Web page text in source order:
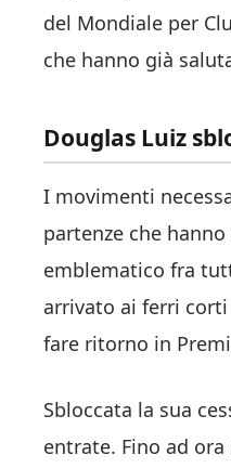
del Mondiale per
che hanno già
Douglas Luiz
I movimenti
partenze che
emblematico fra
arrivato ai ferri
fare ritorno in
Sbloccata la sua
entrate. Fino ad